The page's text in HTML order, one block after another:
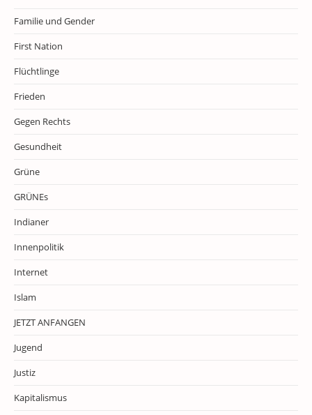
Familie und Gender
First Nation
Flüchtlinge
Frieden
Gegen Rechts
Gesundheit
Grüne
GRÜNEs
Indianer
Innenpolitik
Internet
Islam
JETZT ANFANGEN
Jugend
Justiz
Kapitalismus